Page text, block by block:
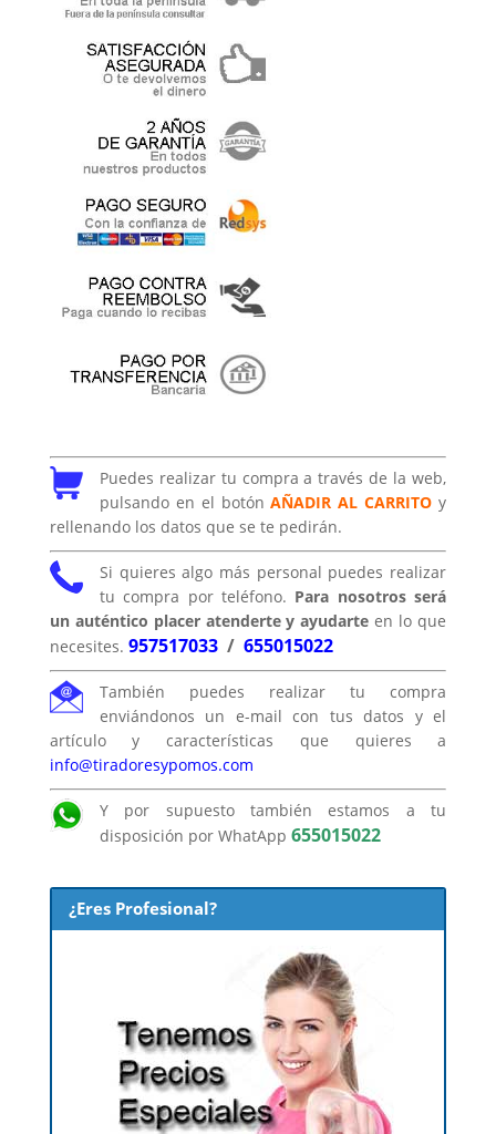
Puedes realizar tu compra a través de la web,
pulsando en el botónAÑADIR AL CARRITO y
rellenando los datos que se te pedirán.
Si quieres algo más personal puedes realizar
tu compra por teléfono. Para nosotros será
un auténtico placer atenderte y ayudarte en lo que
necesites. 957517033/ 655015022
También puedes realizar tu compra
enviándonos un e-mail con tus datos y el
artículo y características que quieres a
info@tiradoresypomos.com
Y por supuesto también estamos a tu
disposición por WhatApp 655015022
¿Eres Profesional?